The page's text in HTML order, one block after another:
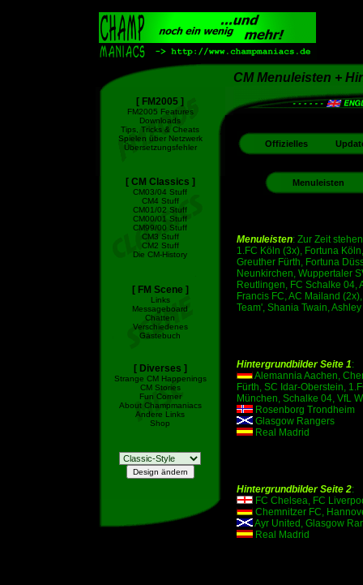
[ FM2005 ]
FM2005 Features
Downloads
Tips, Tricks & Cheats
Spielen über Netzwerk
Übersetzungsfehler
[ CM Classics ]
CM03/04 Stuff
CM4 Stuff
CM01/02 Stuff
CM00/01 Stuff
CM99/00 Stuff
CM3 Stuff
CM2 Stuff
Die CM-History
[ FM Scene ]
Links
Messageboard
Chatten
Verschiedenes
Gästebuch
[ Diverses ]
Strange CM Happenings
CM Stories
Fun Corner
About Champmaniacs
Andere Links
Shop
CM Menuleisten +
Offizielles
Menuleisten
Menuleisten: Zur Zeit
1.FC Köln (3x), Fortuna
Greuther Fürth, Fortuna
Neunkirchen, Wuppertaler
Reutlingen, FC Schalke 04,
Francis FC, AC Mailand
Team', Shania Twain,
Hintergrundbilder Seite 1:
Alemannia Aachen,
Fürth, SC Idar-Oberstein,
München, Schalke 04, VfL
Rosenborg Trondheim
Glasgow Rangers
Real Madrid
Hintergrundbilder Seite 2:
FC Chelsea, FC
Chemnitzer FC,
Ayr United, Glasgow
Real Madrid